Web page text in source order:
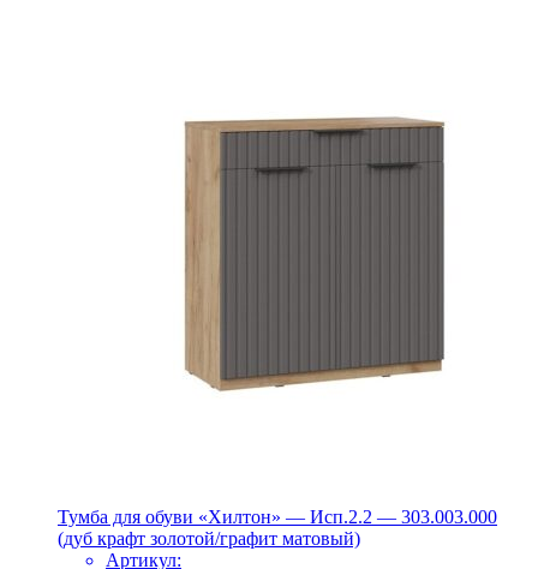
Тумба для обуви «Хилтон» — Исп.2.2 — 303.003.000
(дуб крафт золотой/графит матовый)
Артикул: